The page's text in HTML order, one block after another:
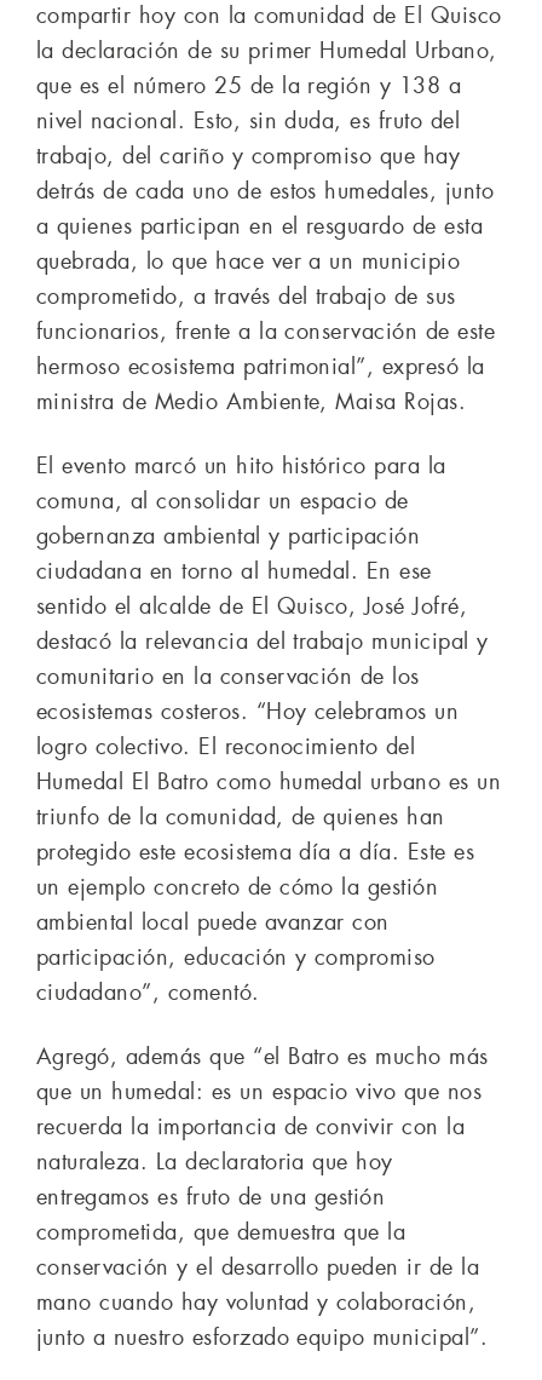
compartir hoy con la comunidad de El Quisco
la declaración de su primer Humedal Urbano,
que es el número 25 de la región y 138 a
nivel nacional. Esto, sin duda, es fruto del
trabajo, del cariño y compromiso que hay
detrás de cada uno de estos humedales, junto
a quienes participan en el resguardo de esta
quebrada, lo que hace ver a un municipio
comprometido, a través del trabajo de sus
funcionarios, frente a la conservación de este
hermoso ecosistema patrimonial”, expresó la
ministra de Medio Ambiente, Maisa Rojas.
El evento marcó un hito histórico para la
comuna, al consolidar un espacio de
gobernanza ambiental y participación
ciudadana en torno al humedal. En ese
sentido el alcalde de El Quisco, José Jofré,
destacó la relevancia del trabajo municipal y
comunitario en la conservación de los
ecosistemas costeros. “Hoy celebramos un
logro colectivo. El reconocimiento del
Humedal El Batro como humedal urbano es un
triunfo de la comunidad, de quienes han
protegido este ecosistema día a día. Este es
un ejemplo concreto de cómo la gestión
ambiental local puede avanzar con
participación, educación y compromiso
ciudadano”, comentó.
Agregó, además que “el Batro es mucho más
que un humedal: es un espacio vivo que nos
recuerda la importancia de convivir con la
naturaleza. La declaratoria que hoy
entregamos es fruto de una gestión
comprometida, que demuestra que la
conservación y el desarrollo pueden ir de la
mano cuando hay voluntad y colaboración,
junto a nuestro esforzado equipo municipal”.